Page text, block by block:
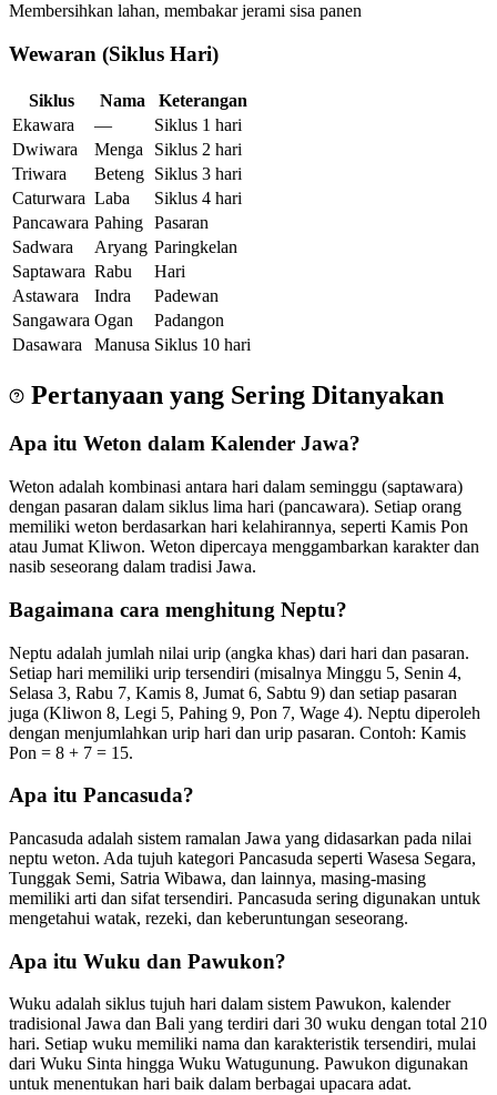
Membersihkan lahan, membakar jerami sisa panen
Wewaran (Siklus Hari)
Siklus Nama
Keterangan
Ekawara
—
Siklus 1 hari
Dwiwara
Menga
Siklus 2 hari
Triwara
Beteng Siklus 3 hari
Caturwara Laba
Siklus 4 hari
Pancawara Pahing Pasaran
Sadwara
Aryang Paringkelan
Saptawara Rabu
Hari
Astawara
Indra
Padewan
Sangawara Ogan
Padangon
Dasawara
Manusa Siklus 10 hari
Pertanyaan yang Sering Ditanyakan
Apa itu Weton dalam Kalender Jawa?
Weton adalah kombinasi antara hari dalam seminggu (saptawara)
dengan pasaran dalam siklus lima hari (pancawara). Setiap orang
memiliki weton berdasarkan hari kelahirannya, seperti Kamis Pon
atau Jumat Kliwon. Weton dipercaya menggambarkan karakter dan
nasib seseorang dalam tradisi Jawa.
Bagaimana cara menghitung Neptu?
Neptu adalah jumlah nilai urip (angka khas) dari hari dan pasaran.
Setiap hari memiliki urip tersendiri (misalnya Minggu 5, Senin 4,
Selasa 3, Rabu 7, Kamis 8, Jumat 6, Sabtu 9) dan setiap pasaran
juga (Kliwon 8, Legi 5, Pahing 9, Pon 7, Wage 4). Neptu diperoleh
dengan menjumlahkan urip hari dan urip pasaran. Contoh: Kamis
Pon = 8 + 7 = 15.
Apa itu Pancasuda?
Pancasuda adalah sistem ramalan Jawa yang didasarkan pada nilai
neptu weton. Ada tujuh kategori Pancasuda seperti Wasesa Segara,
Tunggak Semi, Satria Wibawa, dan lainnya, masing-masing
memiliki arti dan sifat tersendiri. Pancasuda sering digunakan untuk
mengetahui watak, rezeki, dan keberuntungan seseorang.
Apa itu Wuku dan Pawukon?
Wuku adalah siklus tujuh hari dalam sistem Pawukon, kalender
tradisional Jawa dan Bali yang terdiri dari 30 wuku dengan total 210
hari. Setiap wuku memiliki nama dan karakteristik tersendiri, mulai
dari Wuku Sinta hingga Wuku Watugunung. Pawukon digunakan
untuk menentukan hari baik dalam berbagai upacara adat.